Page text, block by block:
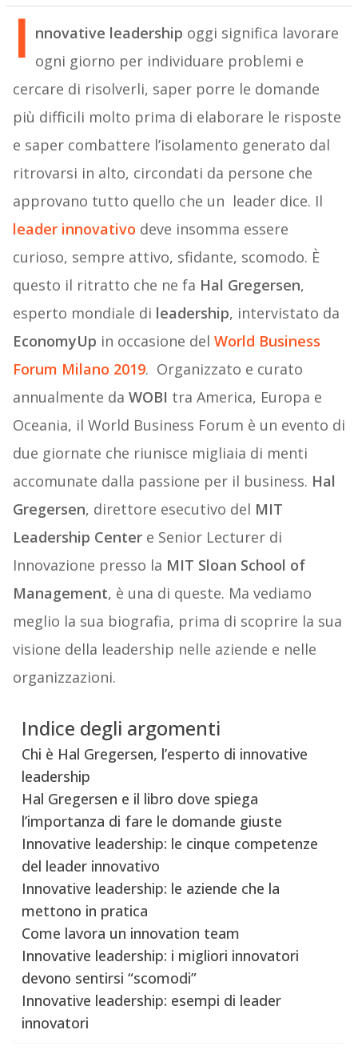
I nnovative leadership oggi significa lavorare
ogni giorno per individuare problemi e
cercare di risolverli, saper porre le domande
più difficili molto prima di elaborare le risposte
e saper combattere l’isolamento generato dal
ritrovarsi in alto, circondati da persone che
approvano tutto quello che un leader dice. Il
leader innovativo deve insomma essere
curioso, sempre attivo, sfidante, scomodo. È
questo il ritratto che ne fa Hal Gregersen,
esperto mondiale di leadership, intervistato da
EconomyUp in occasione del World Business
Forum Milano 2019. Organizzato e curato
annualmente da WOBI tra America, Europa e
Oceania, il World Business Forum è un evento di
due giornate che riunisce migliaia di menti
accomunate dalla passione per il business. Hal
Gregersen, direttore esecutivo del MIT
Leadership Centere Senior Lecturer di
Innovazione presso la MIT Sloan School of
Management, è una di queste. Ma vediamo
meglio la sua biografia, prima di scoprire la sua
visione della leadership nelle aziende e nelle
organizzazioni.
Indice degli argomenti
Chi è Hal Gregersen, l’esperto di innovative
leadership
Hal Gregersen e il libro dove spiega
l’importanza di fare le domande giuste
Innovative leadership: le cinque competenze
del leader innovativo
Innovative leadership: le aziende che la
mettono in pratica
Come lavora un innovation team
Innovative leadership: i migliori innovatori
devono sentirsi “scomodi”
Innovative leadership: esempi di leader
innovatori